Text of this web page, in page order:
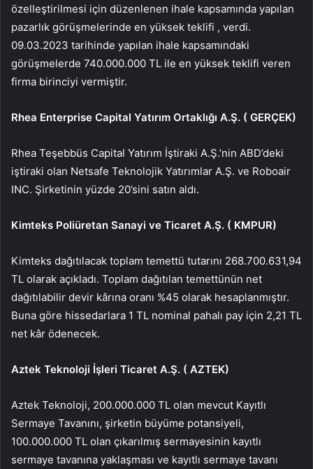
özelleştirilmesi için düzenlenen ihale kapsamında yapılan
pazarlık görüşmelerinde en yüksek teklifi , verdi.
09.03.2023 tarihinde yapılan ihale kapsamındaki
görüşmelerde 740.000.000 TL ile en yüksek teklifi veren
firma birinciyi vermiştir.
Rhea Enterprise Capital Yatırım Ortaklığı A.Ş. ( GERÇEK)
Rhea Teşebbüs Capital Yatırım İştiraki A.Ş.’nin ABD’deki
iştiraki olan Netsafe Teknolojik Yatırımlar A.Ş. ve Roboair
INC. Şirketinin yüzde 20’sini satın aldı.
Kimteks Poliüretan Sanayi ve Ticaret A.Ş. ( KMPUR)
Kimteks dağıtılacak toplam temettü tutarını 268.700.631,94
TL olarak açıkladı. Toplam dağıtılan temettünün net
dağıtılabilir devir kârına oranı %45 olarak hesaplanmıştır.
Buna göre hissedarlara 1 TL nominal pahalı pay için 2,21 TL
net kâr ödenecek.
Aztek Teknoloji İşleri Ticaret A.Ş. ( AZTEK)
Aztek Teknoloji, 200.000.000 TL olan mevcut Kayıtlı
Sermaye Tavanını, şirketin büyüme potansiyeli,
100.000.000 TL olan çıkarılmış sermayesinin kayıtlı
sermaye tavanına yaklaşması ve kayıtlı sermaye tavanı